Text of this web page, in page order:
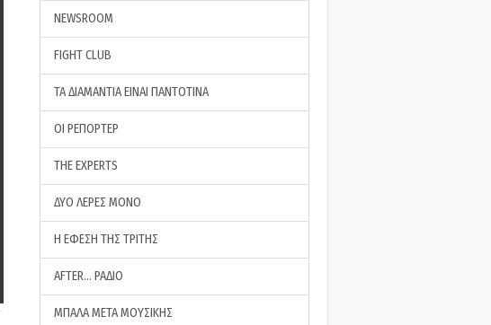
NEWSROOM
FIGHT CLUB
ΤΑ ΔΙΑΜΑΝΤΙΑ ΕΙΝΑΙ ΠΑΝΤΟΤΙΝΑ
ΟΙ ΡΕΠΟΡΤΕΡ
THE EXPERTS
ΔΥΟ ΛΕΡΕΣ ΜΟΝΟ
Η ΕΦΕΣΗ ΤΗΣ ΤΡΙΤΗΣ
AFTER… ΡΑΔΙΟ
ΜΠΑΛΑ ΜΕΤΑ ΜΟΥΣΙΚΗΣ